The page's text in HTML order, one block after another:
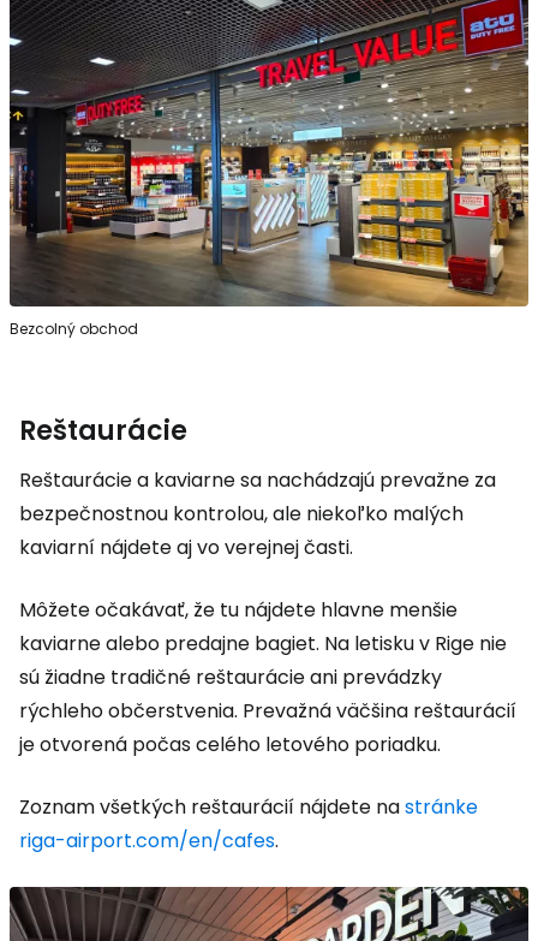
Bezcolný obchod
Reštaurácie
Reštaurácie a kaviarne sa nachádzajú prevažne za
bezpečnostnou kontrolou, ale niekoľko malých
kaviarní nájdete aj vo verejnej časti.
Môžete očakávať, že tu nájdete hlavne menšie
kaviarne alebo predajne bagiet. Na letisku v Rige nie
sú žiadne tradičné reštaurácie ani prevádzky
rýchleho občerstvenia. Prevažná väčšina reštaurácií
je otvorená počas celého letového poriadku.
Zoznam všetkých reštaurácií nájdete nastránke
riga-airport.com/en/cafes.